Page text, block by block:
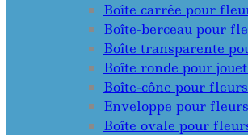
Boîte carrée pour
Boîte-berceau pour
Boîte transparente
Boîte ronde pour
Boîte-cône pour fleurs
Enveloppe pour fleurs
Boîte ovale pour